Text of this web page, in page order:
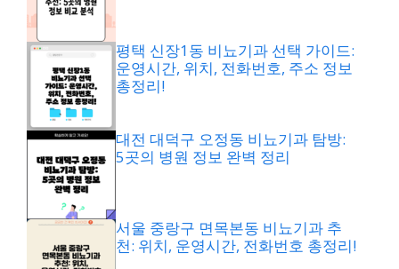
평택 신장1동 비뇨기과 선택 가이드:
운영시간, 위치, 전화번호, 주소 정보
총정리!
대전 대덕구 오정동 비뇨기과 탐방:
5곳의 병원 정보 완벽 정리
서울 중랑구 면목본동 비뇨기과 추
천: 위치, 운영시간, 전화번호 총정리!